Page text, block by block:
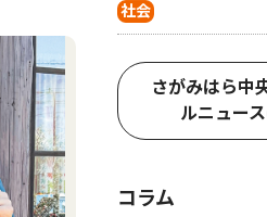
4
社会
さがみはら中
ルニュー
コラム